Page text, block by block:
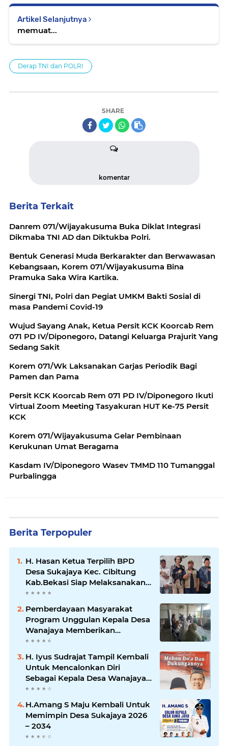
Artikel Selanjutnya
memuat...
Derap TNI dan POLRI
SHARE
komentar
Berita Terkait
Danrem 071/Wijayakusuma Buka Diklat Integrasi
Dikmaba TNI AD dan Diktukba Polri.
Bentuk Generasi Muda Berkarakter dan Berwawasan
Kebangsaan, Korem 071/Wijayakusuma Bina
Pramuka Saka Wira Kartika.
Sinergi TNI, Polri dan Pegiat UMKM Bakti Sosial di
masa Pandemi Covid-19
Wujud Sayang Anak, Ketua Persit KCK Koorcab Rem
071 PD IV/Diponegoro, Datangi Keluarga Prajurit Yang
Sedang Sakit
Korem 071/Wk Laksanakan Garjas Periodik Bagi
Pamen dan Pama
Persit KCK Koorcab Rem 071 PD IV/Diponegoro Ikuti
Virtual Zoom Meeting Tasyakuran HUT Ke-75 Persit
KCK
Korem 071/Wijayakusuma Gelar Pembinaan
Kerukunan Umat Beragama
Kasdam IV/Diponegoro Wasev TMMD 110 Tumanggal
Purbalingga
Berita Terpopuler
H. Hasan Ketua Terpilih BPD
Desa Sukajaya Kec. Cibitung
Kab.Bekasi Siap Melaksanakan
Aspirasi Masyarakat
Pemberdayaan Masyarakat
Program Unggulan Kepala Desa
Wanajaya Memberikan
pelatihan Ketrampilan Untuk
Melanjutkan Kepemimpinannya
H. Iyus Sudrajat Tampil Kembali
Untuk Mencalonkan Diri
Sebagai Kepala Desa Wanajaya
Bergema dari Warga Ujung
Kampung Hingga Warga
Perumahan
H.Amang S Maju Kembali Untuk
Memimpin Desa Sukajaya 2026
– 2034